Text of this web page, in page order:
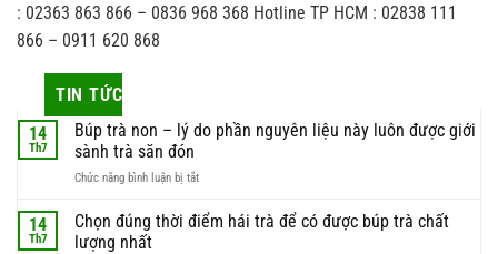
: 02363 863 866 – 0836 968 368 Hotline TP HCM : 02838 111
866 – 0911 620 868
TIN TỨC
14
Th7
Búp trà non – lý do phần nguyên liệu này luôn được giới
sành trà săn đón
Chức năng bình luận bị tắtở
trà
14
Th7
Chọn đúng thời điểm hái trà để có được búp trà chất
lượng nhất